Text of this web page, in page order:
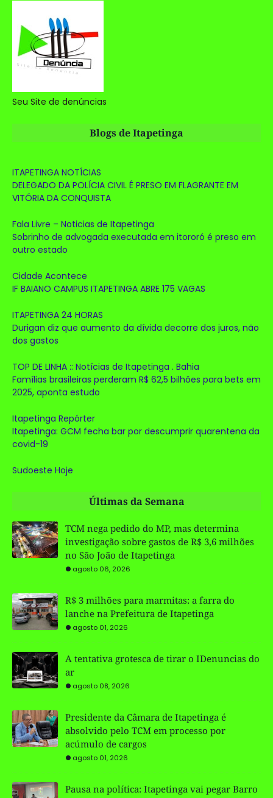
Seu Site de denúncias
Blogs de Itapetinga
ITAPETINGA NOTÍCIAS
DELEGADO DA POLÍCIA CIVIL É PRESO EM FLAGRANTE EM
VITÓRIA DA CONQUISTA
Fala Livre – Noticias de Itapetinga
Sobrinho de advogada executada em itororó é preso em
outro estado
Cidade Acontece
IF BAIANO CAMPUS ITAPETINGA ABRE 175 VAGAS
ITAPETINGA 24 HORAS
Durigan diz que aumento da dívida decorre dos juros, não
dos gastos
TOP DE LINHA :: Notícias de Itapetinga . Bahia
Famílias brasileiras perderam R$ 62,5 bilhões para bets em
2025, aponta estudo
Itapetinga Repórter
Itapetinga: GCM fecha bar por descumprir quarentena da
covid-19
Sudoeste Hoje
Últimas da Semana
TCM nega pedido do MP, mas determina
investigação sobre gastos de R$ 3,6 milhões
no São João de Itapetinga
agosto 06, 2026
R$ 3 milhões para marmitas: a farra do
lanche na Prefeitura de Itapetinga
agosto 01, 2026
A tentativa grotesca de tirar o IDenuncias do
ar
agosto 08, 2026
Presidente da Câmara de Itapetinga é
absolvido pelo TCM em processo por
acúmulo de cargos
agosto 01, 2026
Pausa na política: Itapetinga vai pegar Barro